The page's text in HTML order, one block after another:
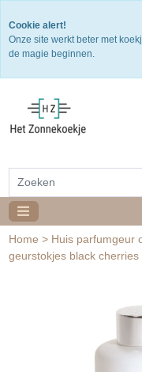
Gratis verzending
30 dagen
Home > Huis parfumgeur
geurstokjes black cherries
Cookie alert!
Onze site werkt beter met
de magie beginnen.